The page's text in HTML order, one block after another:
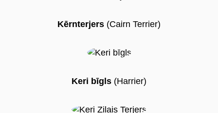
Kērnterjers (Cairn Terrier)
Keri bīgls (Harrier)